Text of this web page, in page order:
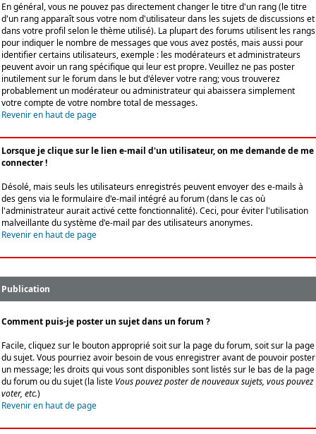
En général, vous ne pouvez pas directement changer le titre d'un rang (le titre
d'un rang apparaît sous votre nom d'utilisateur dans les sujets de discussions et
dans votre profil selon le thème utilisé). La plupart des forums utilisent les rangs
pour indiquer le nombre de messages que vous avez postés, mais aussi pour
identifier certains utilisateurs, exemple : les modérateurs et administrateurs
peuvent avoir un rang spécifique qui leur est propre. Veuillez ne pas poster
inutilement sur le forum dans le but d'élever votre rang; vous trouverez
probablement un modérateur ou administrateur qui abaissera simplement
votre compte de votre nombre total de messages.
Revenir en haut de page
Lorsque je clique sur le lien e-mail d'un utilisateur, on me demande de me
connecter !
Désolé, mais seuls les utilisateurs enregistrés peuvent envoyer des e-mails à
des gens via le formulaire d'e-mail intégré au forum (dans le cas où
l'administrateur aurait activé cette fonctionnalité). Ceci, pour éviter l'utilisation
malveillante du système d'e-mail par des utilisateurs anonymes.
Revenir en haut de page
Publication
Comment puis-je poster un sujet dans un forum ?
Facile, cliquez sur le bouton approprié soit sur la page du forum, soit sur la page
du sujet. Vous pourriez avoir besoin de vous enregistrer avant de pouvoir poster
un message; les droits qui vous sont disponibles sont listés sur le bas de la page
du forum ou du sujet (la liste Vous pouvez poster de nouveaux sujets, vous pouvez
voter, etc.)
Revenir en haut de page